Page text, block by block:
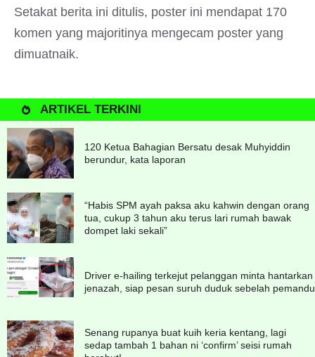
Setakat berita ini ditulis, poster ini mendapat 170
komen yang majoritinya mengecam poster yang
dimuatnaik.
ARTIKEL TERKINI
120 Ketua Bahagian Bersatu desak Muhyiddin
berundur, kata laporan
“Habis SPM ayah paksa aku kahwin dengan orang
tua, cukup 3 tahun aku terus lari rumah bawak
dompet laki sekali”
Driver e-hailing terkejut pelanggan minta hantarkan
jenazah, siap pesan suruh duduk sebelah pemandu
Senang rupanya buat kuih keria kentang, lagi
sedap tambah 1 bahan ni ‘confirm’ seisi rumah